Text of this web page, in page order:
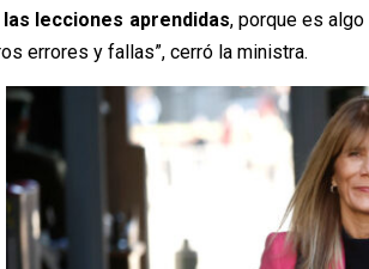
las lecciones aprendidas, porque es
errores y fallas”, cerró la ministra.